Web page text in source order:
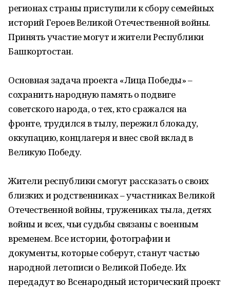
регионах страны приступили к сбору семейных
историй Героев Великой Отечественной войны.
Принять участие могут и жители Республики
Башкортостан.
Основная задача проекта «Лица Победы» –
сохранить народную память о подвиге
советского народа, о тех, кто сражался на
фронте, трудился в тылу, пережил блокаду,
оккупацию, концлагеря и внес свой вклад в
Великую Победу.
Жители республики смогут рассказать о своих
близких и родственниках – участниках Великой
Отечественной войны, тружениках тыла, детях
войны и всех, чьи судьбы связаны с военным
временем. Все истории, фотографии и
документы, которые соберут, станут частью
народной летописи о Великой Победе. Их
передадут во Всенародный исторический проект